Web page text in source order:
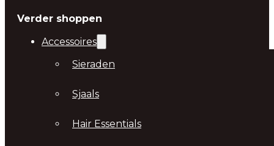
Verder shoppen
Accessoires
Sieraden
Sjaals
Hair Essentials